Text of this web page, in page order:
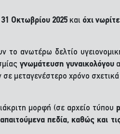
Οκτωβρίου 2025και όχι
το ανωτέρω δελτίο
γνωμάτευση γυναικολόγου
μεταγενέστερο χρόνο
μορφή (σε αρχείο τύπου
πεδία, καθώς και